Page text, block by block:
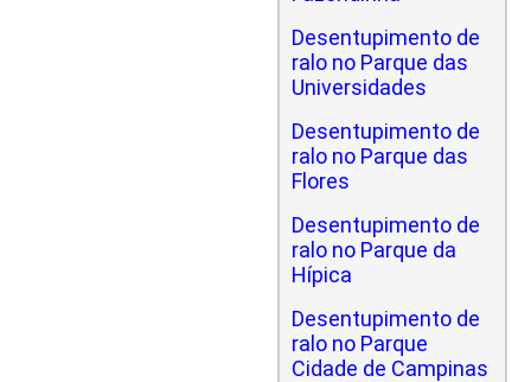
Desentupimento de
ralo no Parque das
Universidades
Desentupimento de
ralo no Parque das
Flores
Desentupimento de
ralo no Parque da
Hípica
Desentupimento de
ralo no Parque
Cidade de Campinas